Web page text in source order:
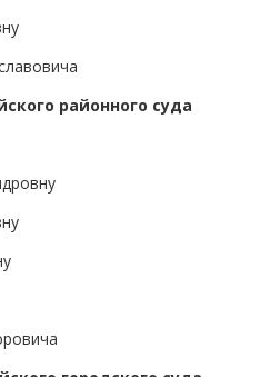
районного суда